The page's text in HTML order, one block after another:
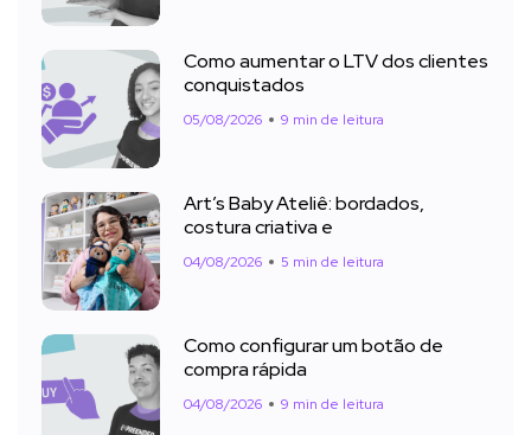
Como aumentar o LTV dos clientes
conquistados
05/08/2026 9 min de leitura
Art’s Baby Ateliê: bordados,
costura criativa e
04/08/2026 5 min de leitura
Como configurar um botão de
compra rápida
04/08/2026 9 min de leitura